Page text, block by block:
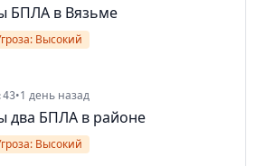
БПЛА в Вязьме
Высокий
•1 день назад
два БПЛА в районе
Высокий